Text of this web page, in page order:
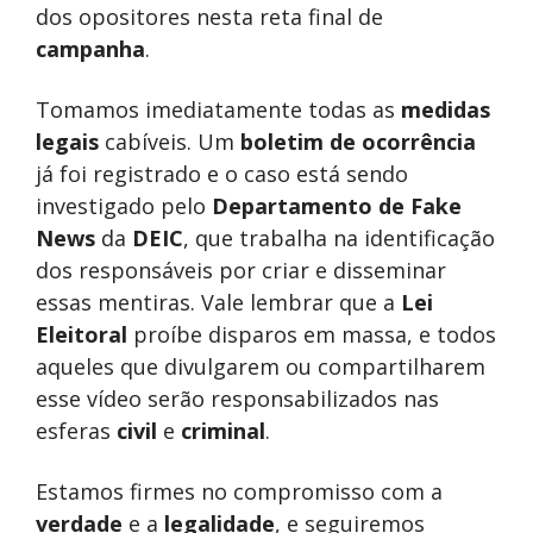
dos opositores nesta reta final de
campanha.
Tomamos imediatamente todas as medidas
legais cabíveis. Um boletim de ocorrência
já foi registrado e o caso está sendo
investigado pelo Departamento de Fake
News da DEIC, que trabalha na identificação
dos responsáveis por criar e disseminar
essas mentiras. Vale lembrar que a Lei
Eleitoral proíbe disparos em massa, e todos
aqueles que divulgarem ou compartilharem
esse vídeo serão responsabilizados nas
esferas civil e criminal.
Estamos firmes no compromisso com a
verdade e a legalidade, e seguiremos